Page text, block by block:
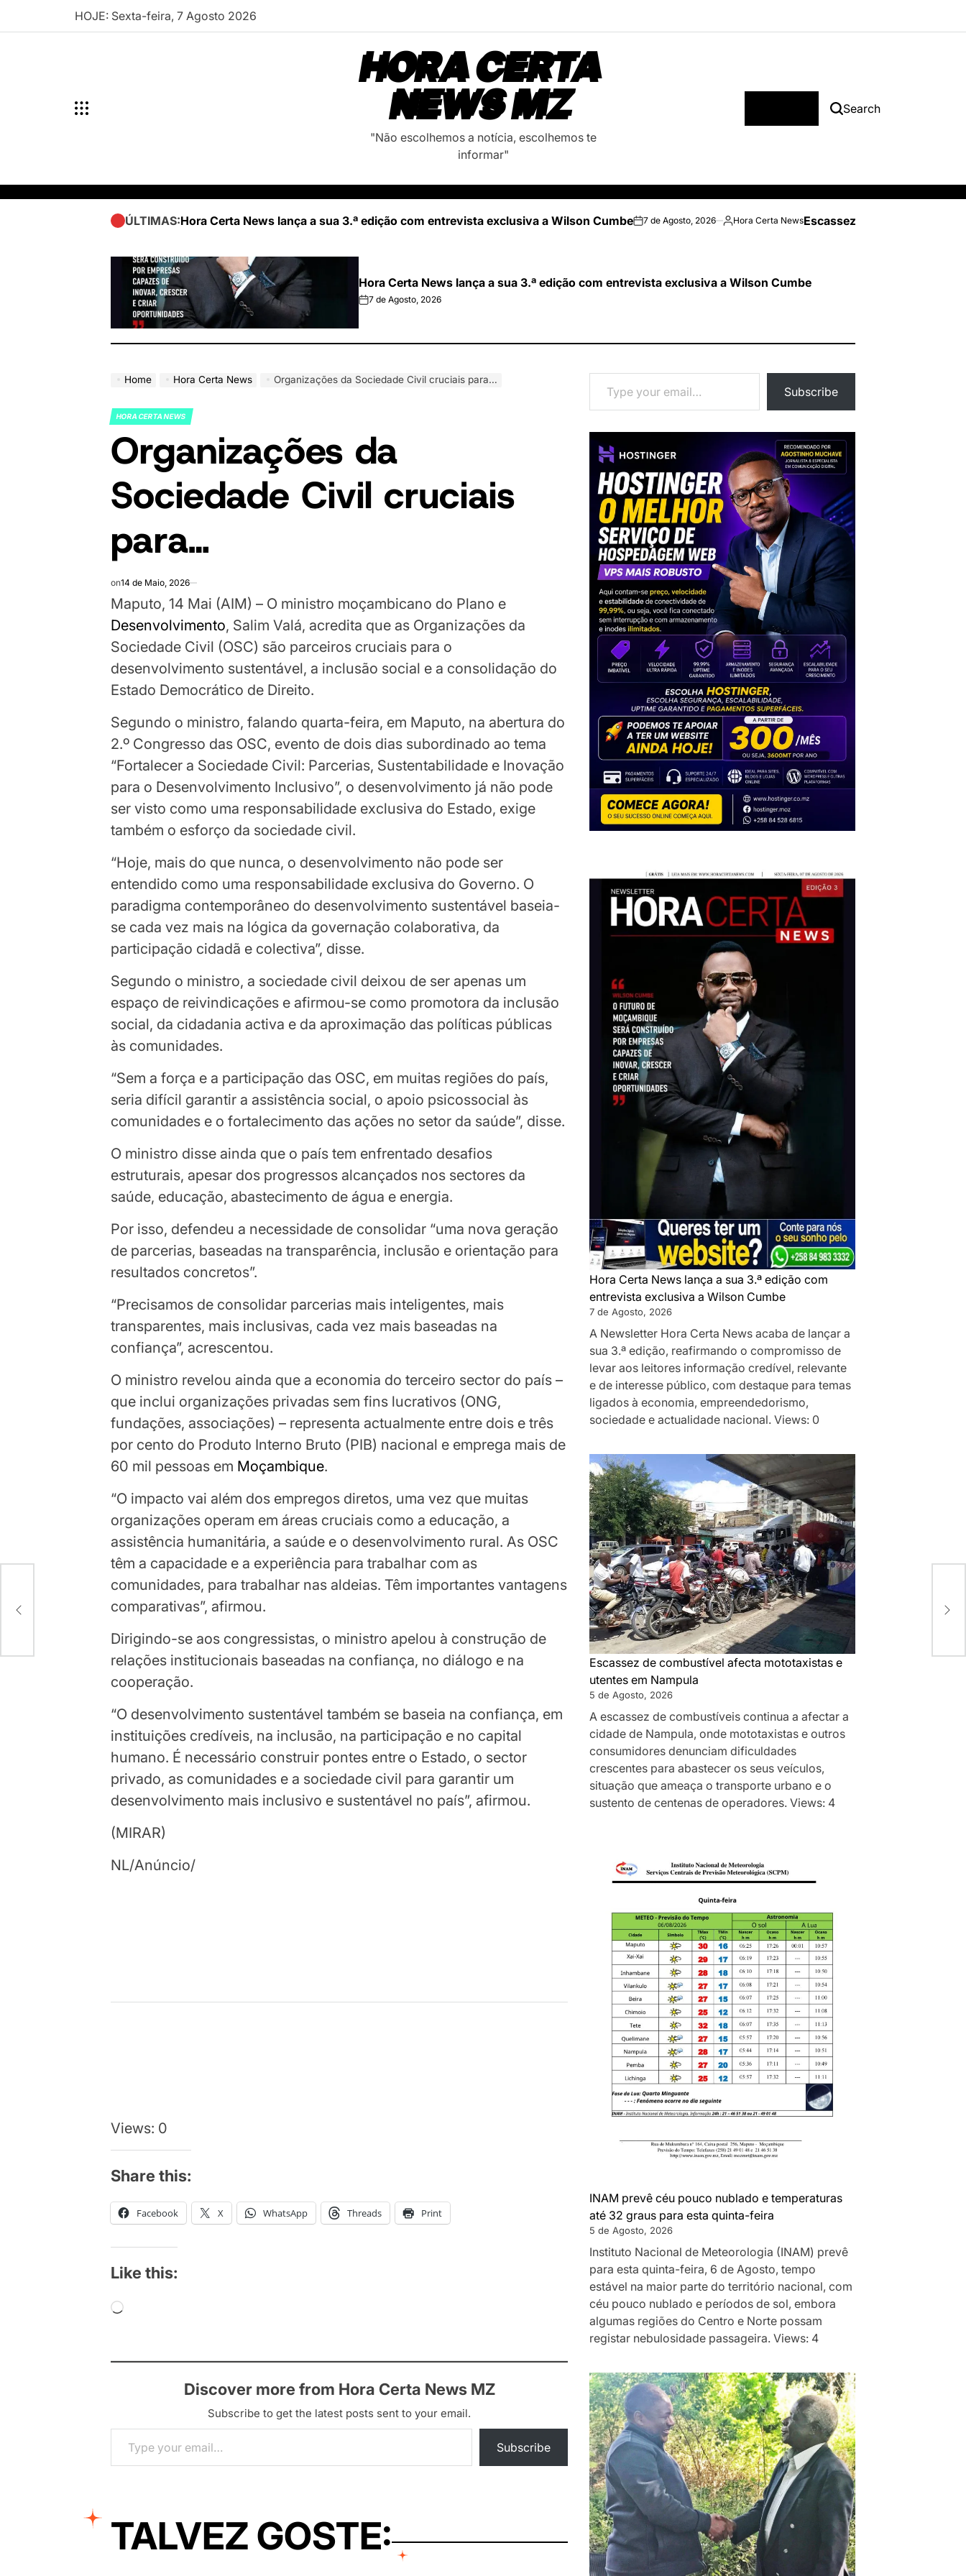
HOJE: Sexta-feira, 7 Agosto 2026
HORA CERTA
NEWS MZ
"Não escolhemos a notícia, escolhemos te
informar"
Search
ÚLTIMAS:Hora Certa News lança a sua 3.ª edição com entrevista exclusiva a Wilson Cumbeon7 de Agosto, 2026
Posted
Hora Certa NewsEscassez de combustível
Hora Certa News lança a sua 3.ª edição com entrevista exclusiva a Wilson Cumbe
on7 de Agosto, 2026
Home Hora Certa News Organizações da Sociedade Civil cruciais para…
POSTED
HORA CERTA NEWS
Organizações da
Sociedade Civil cruciais
para…
on14 de Maio, 2026
Maputo, 14 Mai (AIM) – O ministro moçambicano do Plano e
Desenvolvimento, Salim Valá, acredita que as Organizações da
Sociedade Civil (OSC) são parceiros cruciais para o
desenvolvimento sustentável, a inclusão social e a consolidação do
Estado Democrático de Direito.
Segundo o ministro, falando quarta-feira, em Maputo, na abertura do
2.º Congresso das OSC, evento de dois dias subordinado ao tema
“Fortalecer a Sociedade Civil: Parcerias, Sustentabilidade e Inovação
para o Desenvolvimento Inclusivo”, o desenvolvimento já não pode
ser visto como uma responsabilidade exclusiva do Estado, exige
também o esforço da sociedade civil.
“Hoje, mais do que nunca, o desenvolvimento não pode ser
entendido como uma responsabilidade exclusiva do Governo. O
paradigma contemporâneo do desenvolvimento sustentável baseia-
se cada vez mais na lógica da governação colaborativa, da
participação cidadã e colectiva”, disse.
Segundo o ministro, a sociedade civil deixou de ser apenas um
espaço de reivindicações e afirmou-se como promotora da inclusão
social, da cidadania activa e da aproximação das políticas públicas
às comunidades.
“Sem a força e a participação das OSC, em muitas regiões do país,
seria difícil garantir a assistência social, o apoio psicossocial às
comunidades e o fortalecimento das ações no setor da saúde”, disse.
O ministro disse ainda que o país tem enfrentado desafios
estruturais, apesar dos progressos alcançados nos sectores da
saúde, educação, abastecimento de água e energia.
Por isso, defendeu a necessidade de consolidar “uma nova geração
de parcerias, baseadas na transparência, inclusão e orientação para
resultados concretos”.
“Precisamos de consolidar parcerias mais inteligentes, mais
transparentes, mais inclusivas, cada vez mais baseadas na
confiança”, acrescentou.
O ministro revelou ainda que a economia do terceiro sector do país –
que inclui organizações privadas sem fins lucrativos (ONG,
fundações, associações) – representa actualmente entre dois e três
por cento do Produto Interno Bruto (PIB) nacional e emprega mais de
60 mil pessoas em Moçambique.
“O impacto vai além dos empregos diretos, uma vez que muitas
organizações operam em áreas cruciais como a educação, a
assistência humanitária, a saúde e o desenvolvimento rural. As OSC
têm a capacidade e a experiência para trabalhar com as
comunidades, para trabalhar nas aldeias. Têm importantes vantagens
comparativas”, afirmou.
Dirigindo-se aos congressistas, o ministro apelou à construção de
relações institucionais baseadas na confiança, no diálogo e na
cooperação.
“O desenvolvimento sustentável também se baseia na confiança, em
instituições credíveis, na inclusão, na participação e no capital
humano. É necessário construir pontes entre o Estado, o sector
privado, as comunidades e a sociedade civil para garantir um
desenvolvimento mais inclusivo e sustentável no país”, afirmou.
(MIRAR)
NL/Anúncio/
Views: 0
Share this:
Facebook X WhatsApp Threads Print
Like this:
Loading…
Discover more from Hora Certa News MZ
Subscribe to get the latest posts sent to your email.
Type your email…
Subscribe
TALVEZ GOSTE:
Type your email…
Subscribe
Hora Certa News lança a sua 3.ª edição com
entrevista exclusiva a Wilson Cumbe
7 de Agosto, 2026
A Newsletter Hora Certa News acaba de lançar a
sua 3.ª edição, reafirmando o compromisso de
levar aos leitores informação credível, relevante
e de interesse público, com destaque para temas
ligados à economia, empreendedorismo,
sociedade e actualidade nacional. Views: 0
Escassez de combustível afecta mototaxistas e
utentes em Nampula
5 de Agosto, 2026
A escassez de combustíveis continua a afectar a
cidade de Nampula, onde mototaxistas e outros
consumidores denunciam dificuldades
crescentes para abastecer os seus veículos,
situação que ameaça o transporte urbano e o
sustento de centenas de operadores. Views: 4
INAM prevê céu pouco nublado e temperaturas
até 32 graus para esta quinta-feira
5 de Agosto, 2026
Instituto Nacional de Meteorologia (INAM) prevê
para esta quinta-feira, 6 de Agosto, tempo
estável na maior parte do território nacional, com
céu pouco nublado e períodos de sol, embora
algumas regiões do Centro e Norte possam
registar nebulosidade passageira. Views: 4